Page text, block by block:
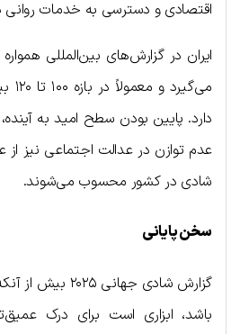
اقتصادی و دسترسی به خدمات
ایران در گزارش‌های بین‌المللی
دارد. پایین بودن سطح امید به
عدم توازن در عدالت اجتماعی نیز از
شادی در کشور محسوب می‌شوند.
سخن پایانی
گزارش شادی
باشد، ابزاری است برای درک